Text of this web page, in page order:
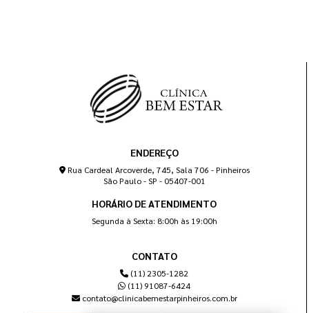
ENDEREÇO
Rua Cardeal Arcoverde, 745, Sala 706 - Pinheiros
São Paulo - SP - 05407-001
HORÁRIO DE ATENDIMENTO
Segunda à Sexta: 8:00h às 19:00h
CONTATO
(11) 2305-1282
(11) 91087-6424
contato@clinicabemestarpinheiros.com.br